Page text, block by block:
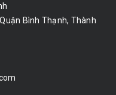
Bình Thạnh, Thành